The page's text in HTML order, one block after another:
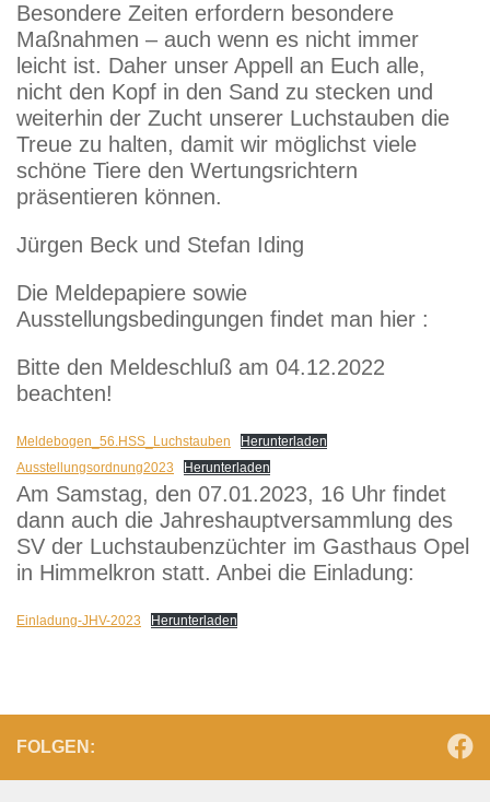
Besondere Zeiten erfordern besondere
Maßnahmen – auch wenn es nicht immer
leicht ist. Daher unser Appell an Euch alle,
nicht den Kopf in den Sand zu stecken und
weiterhin der Zucht unserer Luchstauben die
Treue zu halten, damit wir möglichst viele
schöne Tiere den Wertungsrichtern
präsentieren können.
Jürgen Beck und Stefan Iding
Die Meldepapiere sowie
Ausstellungsbedingungen findet man hier :
Bitte den Meldeschluß am 04.12.2022
beachten!
Meldebogen_56.HSS_Luchstauben
Herunterladen
Ausstellungsordnung2023
Herunterladen
Am Samstag, den 07.01.2023, 16 Uhr findet
dann auch die Jahreshauptversammlung des
SV der Luchstaubenzüchter im Gasthaus Opel
in Himmelkron statt. Anbei die Einladung:
Einladung-JHV-2023 Herunterladen
FOLGEN: